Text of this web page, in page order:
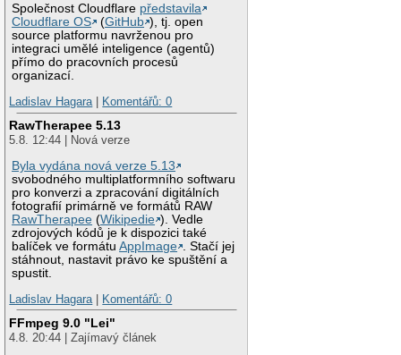
Společnost Cloudflare představila
Cloudflare OS
(GitHub ), tj. open
source platformu navrženou pro
integraci umělé inteligence (agentů)
přímo do pracovních procesů
organizací.
Ladislav Hagara| Komentářů: 0
RawTherapee 5.13
5.8. 12:44 | Nová verze
Byla vydána nová verze 5.13
svobodného multiplatformního softwaru
pro konverzi a zpracování digitálních
fotografií primárně ve formátů RAW
RawTherapee (Wikipedie ). Vedle
zdrojových kódů je k dispozici také
balíček ve formátuAppImage
. Stačí jej
stáhnout, nastavit právo ke spuštění a
spustit.
Ladislav Hagara| Komentářů: 0
FFmpeg 9.0 "Lei"
4.8. 20:44 | Zajímavý článek